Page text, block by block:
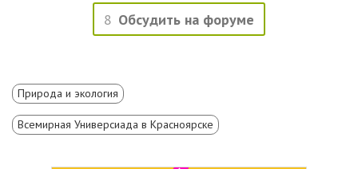
8 Обсудить на форуме
Природа и экология
Всемирная Универсиада в Красноярске